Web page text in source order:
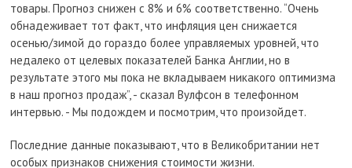
товары. Прогноз снижен с 8% и 6% соответственно. “Очень
обнадеживает тот факт, что инфляция цен снижается
осенью/зимой до гораздо более управляемых уровней, что
недалеко от целевых показателей Банка Англии, но в
результате этого мы пока не вкладываем никакого оптимизма
в наш прогноз продаж”, - сказал Вулфсон в телефонном
интервью. - Мы подождем и посмотрим, что произойдет.
Последние данные показывают, что в Великобритании нет
особых признаков снижения стоимости жизни.